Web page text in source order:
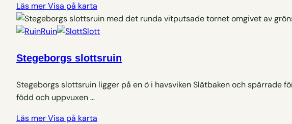
Läs merVisa på karta
Ruin Slott
Stegeborgs slottsruin
Stegeborgs slottsruin ligger på en ö i havsviken Slätbaken och spärrade
född och uppvuxen …
Läs merVisa på karta